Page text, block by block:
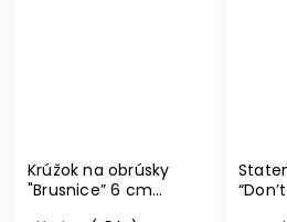
Krúžok na obrúsky
"Brusnice” 6 cm